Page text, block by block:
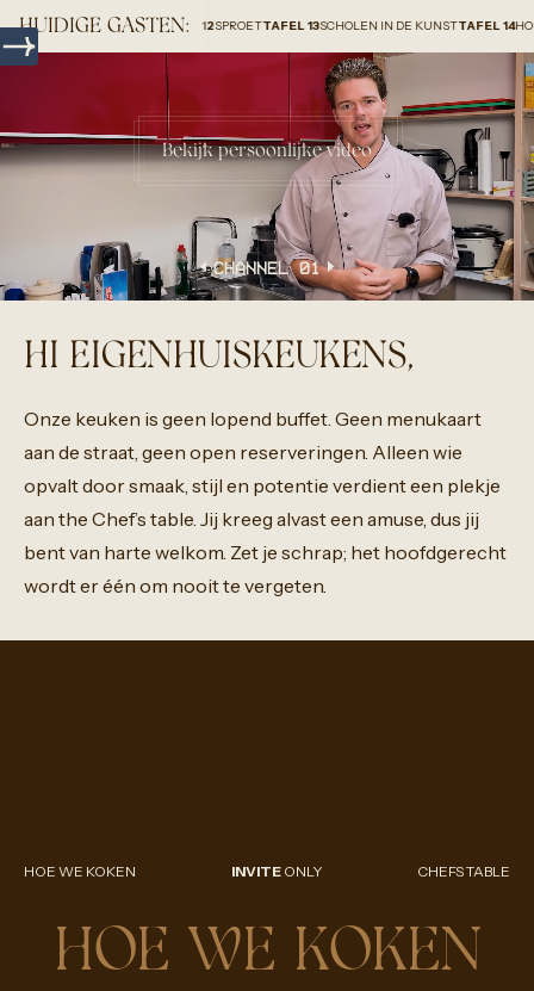
HUIDIGE GASTEN:
HOLLAND B.V.TAFEL 12 SPROETTAFEL 13SCHOLEN IN DE KUNSTTAFEL 14HOMEUP
Bekijk persoonlijke video
CHANNEL 01
HI EIGENHUISKEUKENS,
Onze keuken is geen lopend buffet. Geen menukaart
aan de straat, geen open reserveringen. Alleen wie
opvaltdoorsmaak, stijl en potentie verdienteen plekje
aan the Chef’s table. Jij kreeg alvasteen amuse, dus jij
bentvan harte welkom. Zet je schrap; het hoofdgerecht
wordteréén om nooitte vergeten.
HOE WE KOKEN INVITEONLY CHEFS TABLE
HOE WE KOKEN